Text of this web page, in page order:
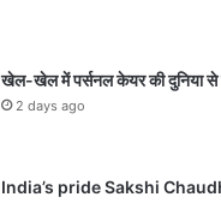
खेल-खेल में पर्सनल केयर की दुनिया से
2 days ago
India’s pride Sakshi